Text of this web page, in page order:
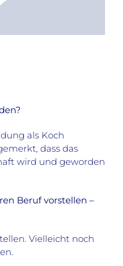
als Koch
dass das
wird und geworden
Beruf vorstellen –
Vielleicht noch